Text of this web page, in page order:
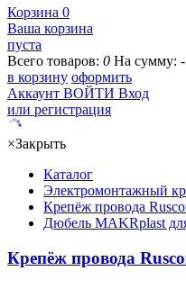
Корзина 0
Ваша корзина
пуста
Всего товаров: 0 На сумму: -
в корзину оформить
Аккаунт ВОЙТИ Вход
или регистрация
×Закрыть
Каталог
Электромонтажный
Крепёж провода
Дюбель MAKRplast
Крепёж провода